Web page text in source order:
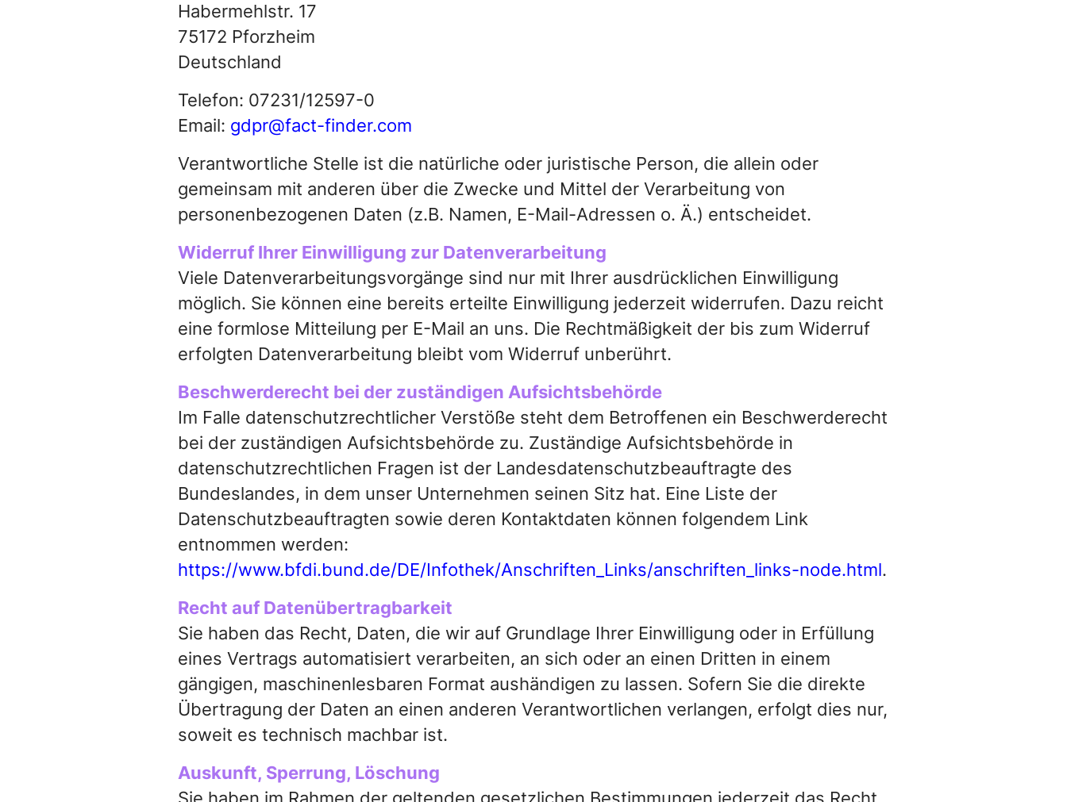
Habermehlstr. 17
75172 Pforzheim
Deutschland
Telefon: 07231/12597-0
Email: gdpr@fact-finder.com
Verantwortliche Stelle ist die natürliche oder juristische Person, die allein oder
gemeinsam mit anderen über die Zwecke und Mittel der Verarbeitung von
personenbezogenen Daten (z.B. Namen, E-Mail-Adressen o. Ä.) entscheidet.
Widerruf Ihrer Einwilligung zur Datenverarbeitung
Viele Datenverarbeitungsvorgänge sind nur mit Ihrer ausdrücklichen Einwilligung
möglich. Sie können eine bereits erteilte Einwilligung jederzeit widerrufen. Dazu reicht
eine formlose Mitteilung per E-Mail an uns. Die Rechtmäßigkeit der bis zum Widerruf
erfolgten Datenverarbeitung bleibt vom Widerruf unberührt.
Beschwerderecht bei der zuständigen Aufsichtsbehörde
Im Falle datenschutzrechtlicher Verstöße steht dem Betroffenen ein Beschwerderecht
bei der zuständigen Aufsichtsbehörde zu. Zuständige Aufsichtsbehörde in
datenschutzrechtlichen Fragen ist der Landesdatenschutzbeauftragte des
Bundeslandes, in dem unser Unternehmen seinen Sitz hat. Eine Liste der
Datenschutzbeauftragten sowie deren Kontaktdaten können folgendem Link
entnommen werden:
https://www.bfdi.bund.de/DE/Infothek/Anschriften_Links/anschriften_links-node.html.
Recht auf Datenübertragbarkeit
Sie haben das Recht, Daten, die wir auf Grundlage Ihrer Einwilligung oder in Erfüllung
eines Vertrags automatisiert verarbeiten, an sich oder an einen Dritten in einem
gängigen, maschinenlesbaren Format aushändigen zu lassen. Sofern Sie die direkte
Übertragung der Daten an einen anderen Verantwortlichen verlangen, erfolgt dies nur,
soweit es technisch machbar ist.
Auskunft, Sperrung, Löschung